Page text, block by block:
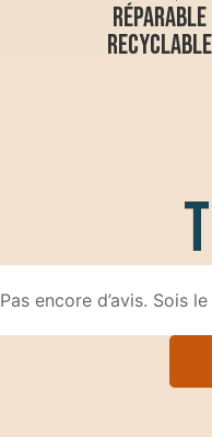
RÉPARABLE
RECYCLABLE
Pas encore d’avis. Sois